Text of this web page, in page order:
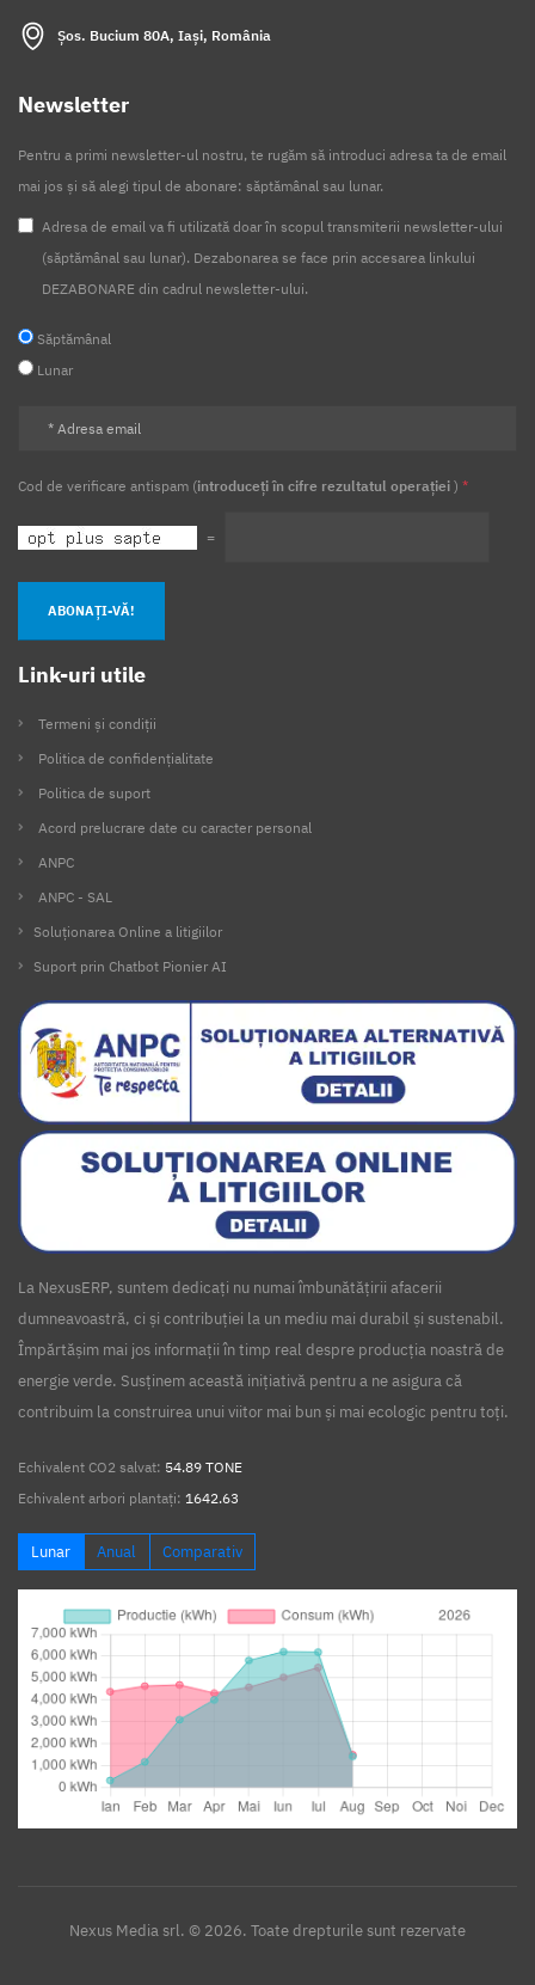
Șos. Bucium 80A, Iași, România
Newsletter
Pentru a primi newsletter-ul nostru, te rugăm să introduci adresa ta de email
mai jos și să alegi tipul de abonare: săptămânal sau lunar.
Adresa de email va fi utilizată doar în scopul transmiterii newsletter-ului
(săptămânal sau lunar). Dezabonarea se face prin accesarea linkului
DEZABONARE din cadrul newsletter-ului.
Săptămânal
Lunar
Cod de verificare antispam (introduceți în cifre rezultatul operației ) *
=
ABONAȚI-VĂ!
Link-uri utile
Termeni și condiții
Politica de confidențialitate
Politica de suport
Acord prelucrare date cu caracter personal
ANPC
ANPC - SAL
Soluționarea Online a litigiilor
Suport prin Chatbot Pionier AI
La NexusERP, suntem dedicați nu numai îmbunătățirii afacerii
dumneavoastră, ci și contribuției la un mediu mai durabil și sustenabil.
Împărtășim mai jos informații în timp real despre producția noastră de
energie verde. Susținem această inițiativă pentru a ne asigura că
contribuim la construirea unui viitor mai bun și mai ecologic pentru toți.
Echivalent CO2 salvat: 54.89 TONE
Echivalent arbori plantați: 1642.63
Lunar Anual Comparativ
Nexus Media srl. © 2026. Toate drepturile sunt rezervate